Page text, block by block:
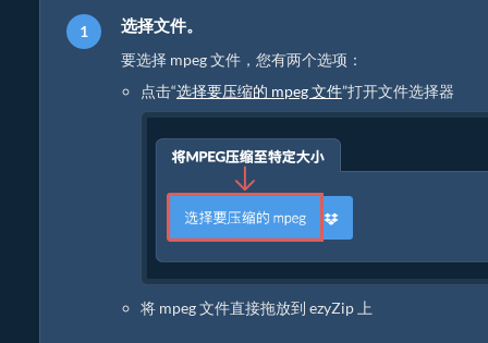
选择文件。
要选择 mpeg 文件，您有两个选项：
点击“选择要压缩的 mpeg 文件”打开文件选择器
将 mpeg 文件直接拖放到 ezyZip 上